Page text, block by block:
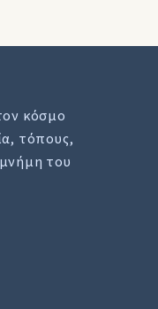
κόσμο
τόπους,
του